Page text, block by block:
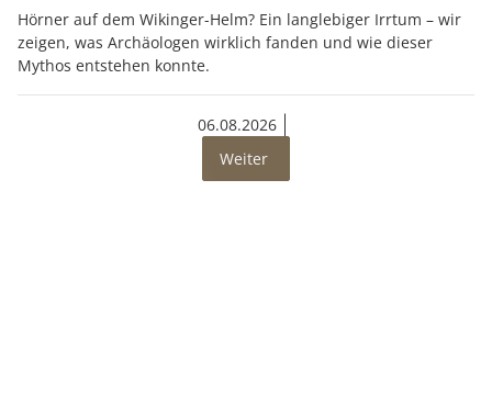
Hörner auf dem Wikinger-Helm? Ein langlebiger Irrtum – wir
zeigen, was Archäologen wirklich fanden und wie dieser
Mythos entstehen konnte.
06.08.2026
Weiter